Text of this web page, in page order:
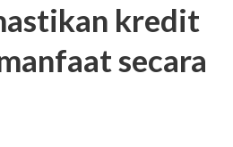
kredit
secara